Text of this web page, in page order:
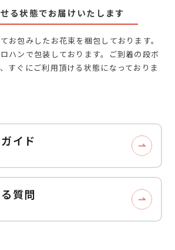
る状態でお届けいたします
お包みしたお花束を梱包しております。
ハンで包装しております。ご到着の段ボ
すぐにご利用頂ける状態になっておりま
イド
質問